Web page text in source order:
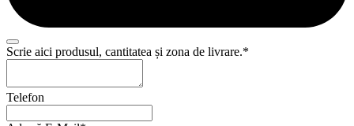
Website
Scrie aici produsul, cantitatea și zona de livrare.*
Telefon